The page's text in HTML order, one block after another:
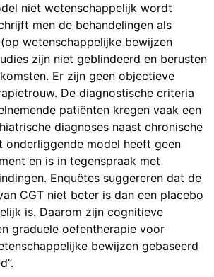
niet wetenschappelijk wordt
men de behandelingen als
(op wetenschappelijke bewijzen
zijn niet geblindeerd en berusten
Er zijn geen objectieve
De diagnostische criteria
patiënten kregen vaak een
diagnoses naast chronische
onderliggende model heeft geen
en is in tegenspraak met
Enquêtes suggereren dat de
CGT niet beter is dan een placebo
is. Daarom zijn cognitieve
graduele oefentherapie voor
bewijzen gebaseerd